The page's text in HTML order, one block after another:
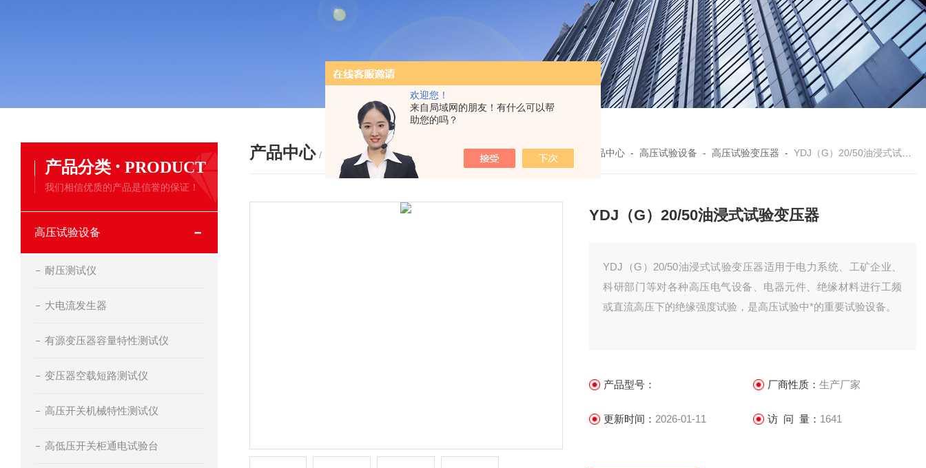
欢迎您！
来自局域网的朋友！有什么可以帮
助您的吗？
产品分类 · PRODUCT
我们相信优质的产品是信誉的保证！
高压试验设备
耐压测试仪
大电流发生器
有源变压器容量特性测试仪
变压器空载短路测试仪
高压开关机械特性测试仪
高低压开关柜通电试验台
产品中心 / PRODUCTS 您的位置：首页 - 产品中心 -高压试验设备 -高压试验变压器 -YDJ（G）20/50油浸式试验变压器
YDJ（G）20/50油浸式试验变压器
YDJ（G）20/50油浸式试验变压器适用于电力系统、工矿企业、
科研部门等对各种高压电气设备、电器元件、绝缘材料进行工频
或直流高压下的绝缘强度试验，是高压试验中*的重要试验设备。
产品型号： 厂商性质： 生产厂家
更新时间： 2026-01-11 访 问 量： 1641